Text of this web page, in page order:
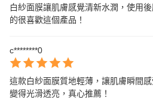
白紗面膜讓肌膚感覺清新水潤，使用
的很喜歡這個產品！
c********0
這款白紗面膜質地輕薄，讓肌膚瞬間
變得光滑透亮，真心推薦！